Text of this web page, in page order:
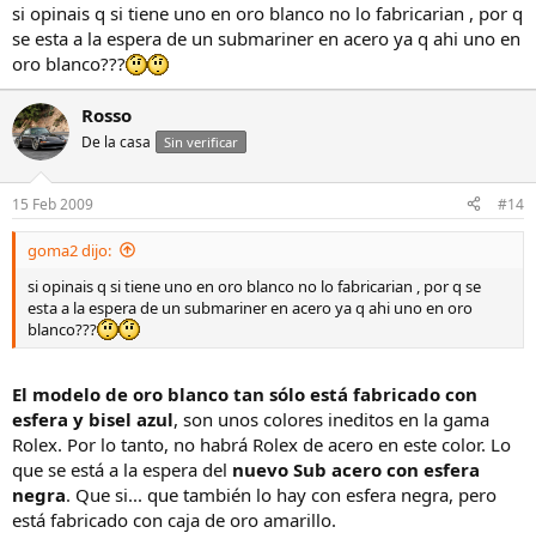
si opinais q si tiene uno en oro blanco no lo fabricarian , por q
se esta a la espera de un submariner en acero ya q ahi uno en
oro blanco???
Rosso
De la casa Sin verificar
15 Feb 2009 #14
goma2 dijo:
si opinais q si tiene uno en oro blanco no lo fabricarian , por q se
esta a la espera de un submariner en acero ya q ahi uno en oro
blanco???
El modelo de oro blanco tan sólo está fabricado con
esfera y bisel azul, son unos colores ineditos en la gama
Rolex. Por lo tanto, no habrá Rolex de acero en este color. Lo
que se está a la espera del nuevo Sub acero con esfera
negra. Que si... que también lo hay con esfera negra, pero
está fabricado con caja de oro amarillo.